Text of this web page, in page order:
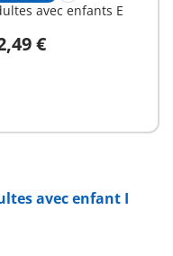
avec enfant I
avec enfants E
€
Au panier